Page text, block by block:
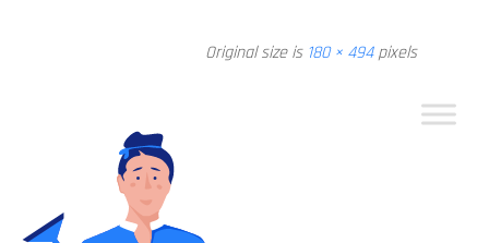
Original size is 180 × 494pixels